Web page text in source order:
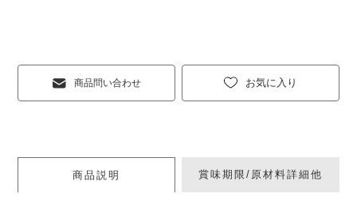
お気に入り
商品問い合わせ
商品説明 賞味期限/原材料詳細他